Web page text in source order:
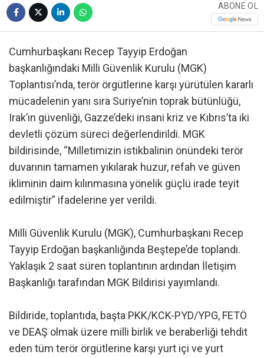
ABONE OL
Cumhurbaşkanı Recep Tayyip Erdoğan
başkanlığındaki Milli Güvenlik Kurulu (MGK)
Toplantısı’nda, terör örgütlerine karşı yürütülen kararlı
mücadelenin yanı sıra Suriye’nin toprak bütünlüğü,
Irak’ın güvenliği, Gazze’deki insani kriz ve Kıbrıs’ta iki
devletli çözüm süreci değerlendirildi. MGK
bildirisinde, “Milletimizin istikbalinin önündeki terör
duvarının tamamen yıkılarak huzur, refah ve güven
ikliminin daim kılınmasına yönelik güçlü irade teyit
edilmiştir” ifadelerine yer verildi.
Milli Güvenlik Kurulu (MGK), Cumhurbaşkanı Recep
Tayyip Erdoğan başkanlığında Beştepe’de toplandı.
Yaklaşık 2 saat süren toplantının ardından İletişim
Başkanlığı tarafından MGK Bildirisi yayımlandı.
Bildiride, toplantıda, başta PKK/KCK-PYD/YPG, FETÖ
ve DEAŞ olmak üzere milli birlik ve beraberliği tehdit
eden tüm terör örgütlerine karşı yurt içi ve yurt